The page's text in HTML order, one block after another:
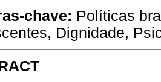
chave: Políticas
Dignidade,